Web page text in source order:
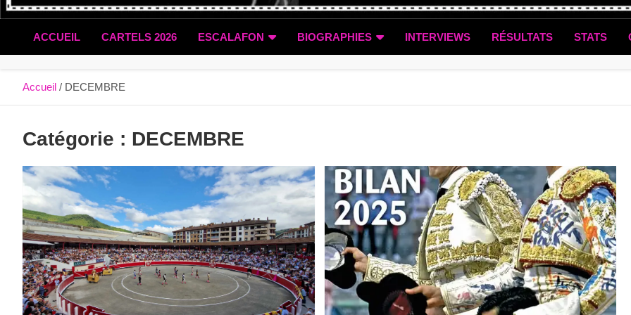
ACCUEIL CARTELS 2026 ESCALAFON BIOGRAPHIES INTERVIEWS RÉSULTATS STATS
Accueil DECEMBRE
Catégorie : DECEMBRE